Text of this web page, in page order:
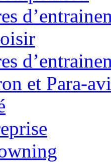
et Para-